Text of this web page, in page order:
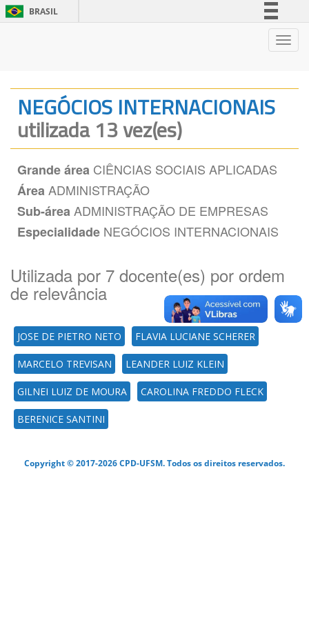
BRASIL
Legislação
NEGÓCIOS INTERNACIONAIS
utilizada 13 vez(es)
Grande área CIÊNCIAS SOCIAIS APLICADAS
Área ADMINISTRAÇÃO
Sub-área ADMINISTRAÇÃO DE EMPRESAS
Especialidade NEGÓCIOS INTERNACIONAIS
Utilizada por 7 docente(es) por ordem
de relevância
JOSE DE PIETRO NETO FLAVIA LUCIANE SCHERER
MARCELO TREVISAN LEANDER LUIZ KLEIN
GILNEI LUIZ DE MOURA CAROLINA FREDDO FLECK
BERENICE SANTINI
Copyright © 2017-2026 CPD-UFSM. Todos os direitos reservados.